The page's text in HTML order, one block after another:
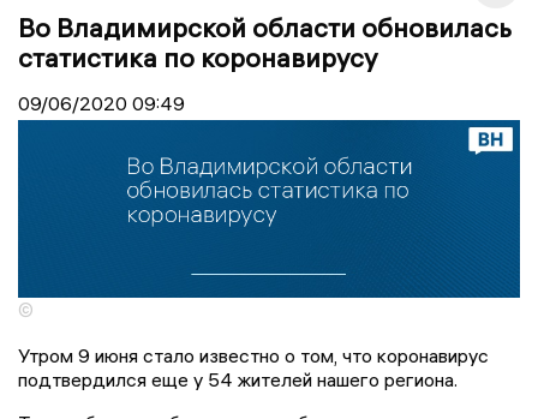
Во Владимирской области обновилась
статистика по коронавирусу
09/06/2020 09:49
©
Утром 9 июня стало известно о том, что коронавирус
подтвердился еще у 54 жителей нашего региона.